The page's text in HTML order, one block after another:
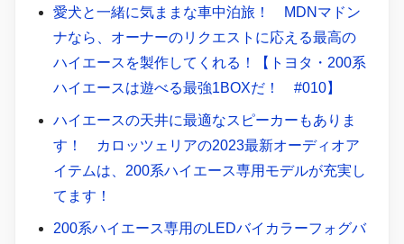
愛犬と一緒に気ままな車中泊旅！ MDNマドン
ナなら、オーナーのリクエストに応える最高の
ハイエースを製作してくれる！【トヨタ・200系
ハイエースは遊べる最強1BOXだ！ #010】
ハイエースの天井に最適なスピーカーもありま
す！ カロッツェリアの2023最新オーディオア
イテムは、200系ハイエース専用モデルが充実し
てます！
200系ハイエース専用のLEDバイカラーフォグバ